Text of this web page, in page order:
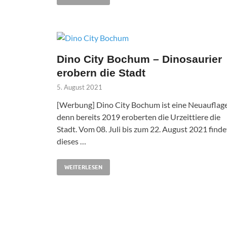
Dino City Bochum – Dinosaurier
erobern die Stadt
5. August 2021
[Werbung] Dino City Bochum ist eine
denn bereits 2019 eroberten die Urzeittiere die
Stadt. Vom 08. Juli bis zum 22. August 2021
dieses …
WEITERLESEN